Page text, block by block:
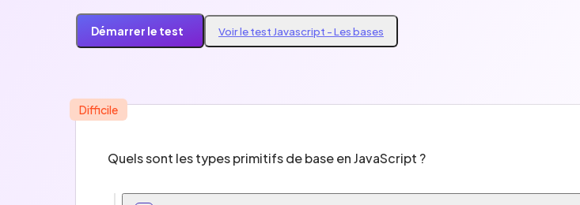
Démarrer le test Voir le test Javascript - Les bases
Difficile
Quels sont les types primitifs de base en JavaScript ?